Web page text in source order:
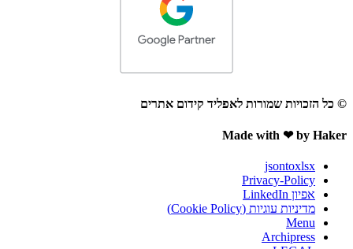
© כל הזכויות שמורות לאפליד קידום אתרים
Made with ❤ by Haker
jsontoxlsx
Privacy-Policy
אפיון LinkedIn
מדיניות עוגיות (Cookie Policy)
Menu
Archipress